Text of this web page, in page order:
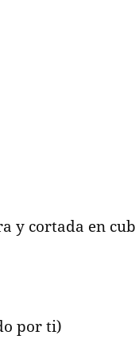
y cortada en
por ti)